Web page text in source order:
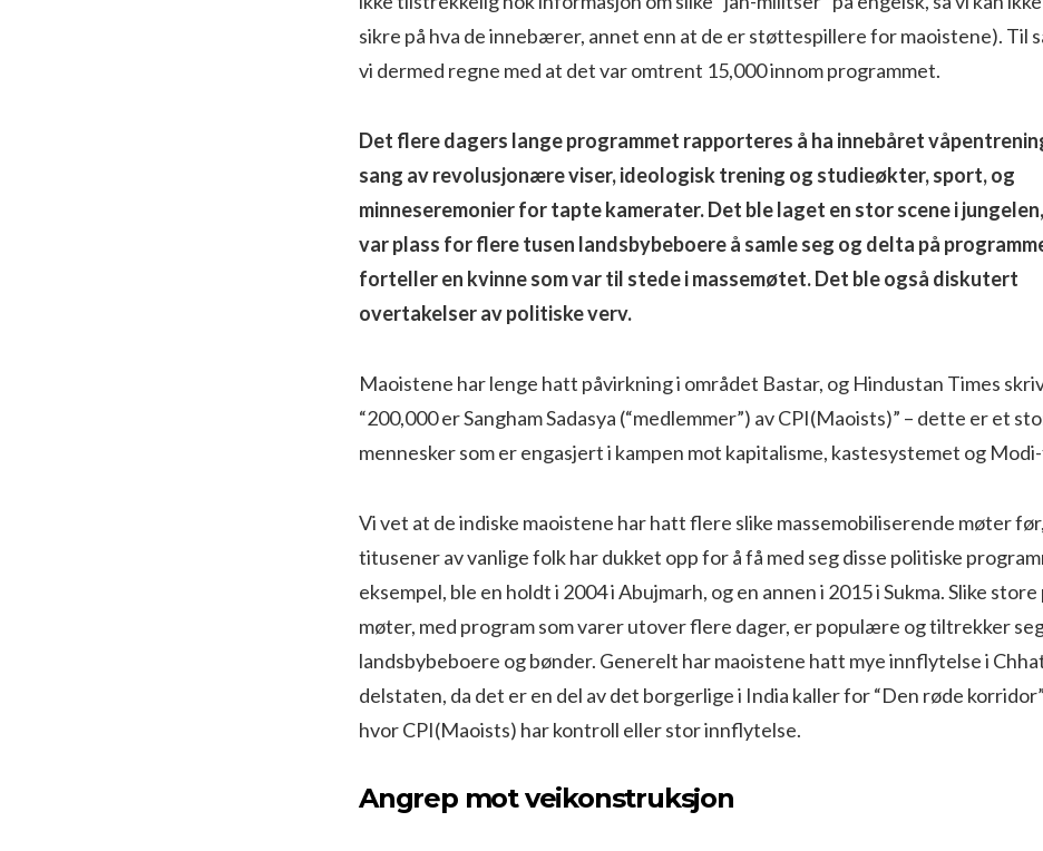
sikre på hva de innebærer, annet enn at de er støttespillere for maoistene). Til
vi dermed regne med at det var omtrent 15,000 innom programmet.
Det flere dagers lange programmet rapporteres å ha innebåret
sang av revolusjonære viser, ideologisk trening og studieøkter, sport, og
minneseremonier for tapte kamerater. Det ble laget en stor scene i
var plass for flere tusen landsbybeboere å samle seg og delta på
forteller en kvinne som var til stede i massemøtet. Det ble også diskutert
overtakelser av politiske verv.
Maoistene har lenge hatt påvirkning i området Bastar, og Hindustan Times
“200,000 er Sangham Sadasya (“medlemmer”) av CPI(Maoists)” – dette er et
mennesker som er engasjert i kampen mot kapitalisme, kastesystemet og
Vi vet at de indiske maoistene har hatt flere slike massemobiliserende møter
titusener av vanlige folk har dukket opp for å få med seg disse politiske
eksempel, ble en holdt i 2004 i Abujmarh, og en annen i 2015 i Sukma. Slike
møter, med program som varer utover flere dager, er populære og tiltrekker
landsbybeboere og bønder. Generelt har maoistene hatt mye innflytelse i
delstaten, da det er en del av det borgerlige i India kaller for “Den røde
hvor CPI(Maoists) har kontroll eller stor innflytelse.
Angrep mot veikonstruksjon